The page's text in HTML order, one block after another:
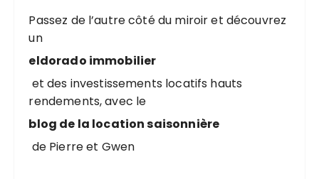
Passez de l’autre côté du miroir et découvrez
un
eldorado immobilier
et des investissements locatifs hauts
rendements, avec le
blog de la location saisonnière
de Pierre et Gwen